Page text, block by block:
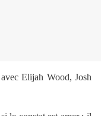
Elijah Wood, Josh